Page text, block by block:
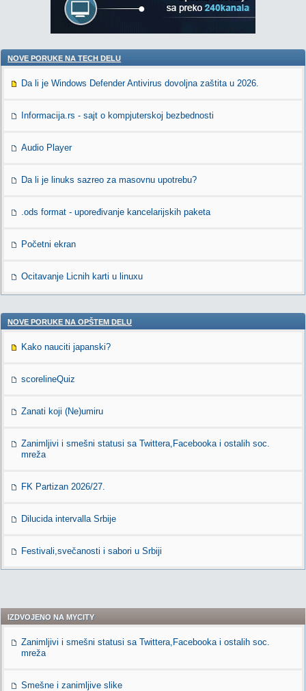
NOVE PORUKE NA TECH DELU
Da li je Windows Defender Antivirus dovoljna zaštita u 2026.
Informacija.rs - sajt o kompjuterskoj bezbednosti
Audio Player
Da li je linuks sazreo za masovnu upotrebu?
.ods format - upoređivanje kancelarijskih paketa
Početni ekran
Ocitavanje Licnih karti u linuxu
NOVE PORUKE NA OPŠTEM DELU
Kako nauciti japanski?
scorelineQuiz
Zanati koji (Ne)umiru
Zanimljivi i smešni statusi sa Twittera,Facebooka i ostalih soc.
mreža
FK Partizan 2026/27.
Dilucida intervalla Srbije
Festivali,svečanosti i sabori u Srbiji
IZDVOJENO NA MYCITY
Zanimljivi i smešni statusi sa Twittera,Facebooka i ostalih soc.
mreža
Smešne i zanimljive slike